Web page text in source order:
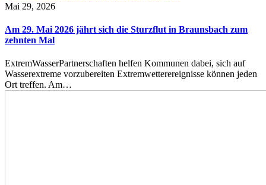
Mai 29, 2026
Am 29. Mai 2026 jährt sich die Sturzflut in Braunsbach zum
zehnten Mal
ExtremWasserPartnerschaften helfen Kommunen dabei, sich auf
Wasserextreme vorzubereiten Extremwetterereignisse können jeden
Ort treffen. Am…